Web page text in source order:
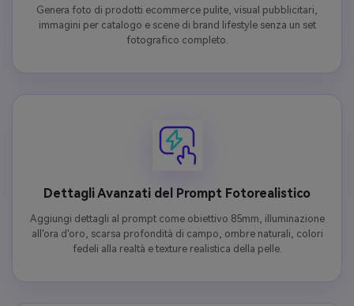
Genera foto di prodotti ecommerce pulite, visual pubblicitari,
immagini per catalogo e scene di brand lifestyle senza un set
fotografico completo.
Dettagli Avanzati del Prompt Fotorealistico
Aggiungi dettagli al prompt come obiettivo 85mm, illuminazione
all'ora d'oro, scarsa profondità di campo, ombre naturali, colori
fedeli alla realtà e texture realistica della pelle.